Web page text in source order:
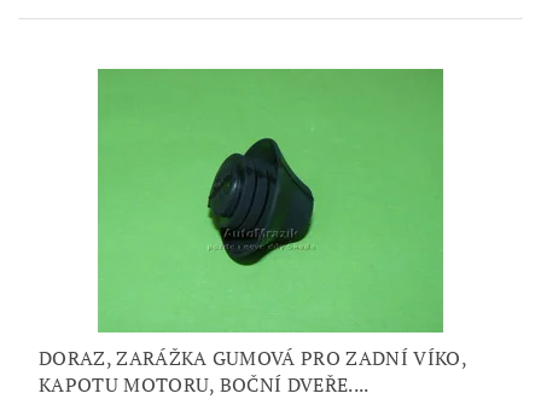
DORAZ, ZARÁŽKA GUMOVÁ PRO ZADNÍ VÍKO,
KAPOTU MOTORU, BOČNÍ DVEŘE....